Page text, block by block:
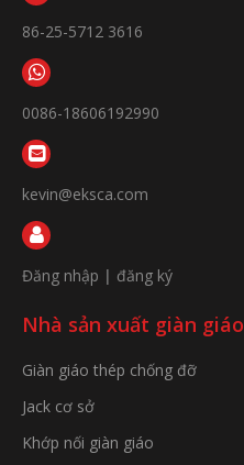
86-25-5712 3616
0086-18606192990
kevin@eksca.com
Đăng nhập | đăng ký
Nhà sản xuất giàn giáo
Giàn giáo thép chống đỡ
Jack cơ sở
Khớp nối giàn giáo